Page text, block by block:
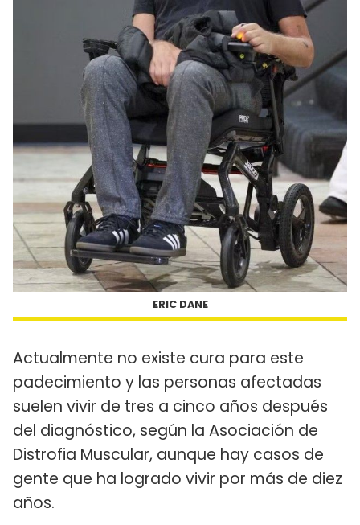
ERIC DANE
Actualmente no existe cura para este
padecimiento y las personas afectadas
suelen vivir de tres a cinco años después
del diagnóstico, según la Asociación de
Distrofia Muscular, aunque hay casos de
gente que ha logrado vivir por más de diez
años.